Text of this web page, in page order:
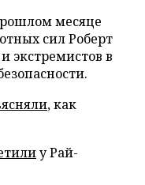
месяце
сил Роберт
экстремистов в
, как
у Рай-